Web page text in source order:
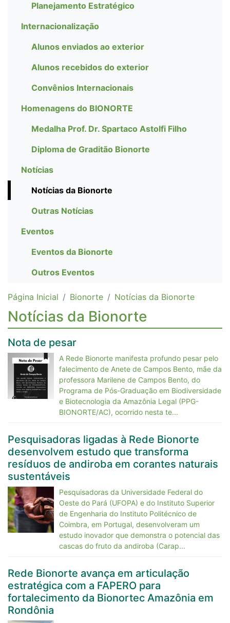
Planejamento Estratégico
Internacionalização
Alunos enviados ao exterior
Alunos recebidos do exterior
Convênios Internacionais
Homenagens do BIONORTE
Medalha Prof. Dr. Spartaco Astolfi Filho
Diploma de Graditão Bionorte
Notícias
Notícias da Bionorte
Outras Notícias
Eventos
Eventos da Bionorte
Outros Eventos
Página Inicial Bionorte Notícias da Bionorte
Notícias da Bionorte
Nota de pesar
A Rede Bionorte manifesta profundo pesar pelo
falecimento de Anete de Campos Bento, mãe da
professora Marilene de Campos Bento, do
Programa de Pós-Graduação em Biodiversidade
e Biotecnologia da Amazônia Legal (PPG-
BIONORTE/AC), ocorrido nesta te...
Pesquisadoras ligadas à Rede Bionorte
desenvolvem estudo que transforma
resíduos de andiroba em corantes naturais
sustentáveis
Pesquisadoras da Universidade Federal do
Oeste do Pará (UFOPA) e do Instituto Superior
de Engenharia do Instituto Politécnico de
Coimbra, em Portugal, desenvolveram um
estudo inovador que demonstra o potencial das
cascas do fruto da andiroba (Carap...
Rede Bionorte avança em articulação
estratégica com a FAPERO para
fortalecimento da Bionortec Amazônia em
Rondônia